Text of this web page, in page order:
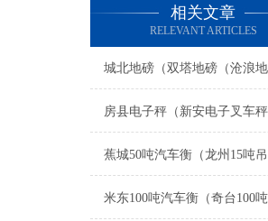
相关文章
RELEVANT ARTICLES